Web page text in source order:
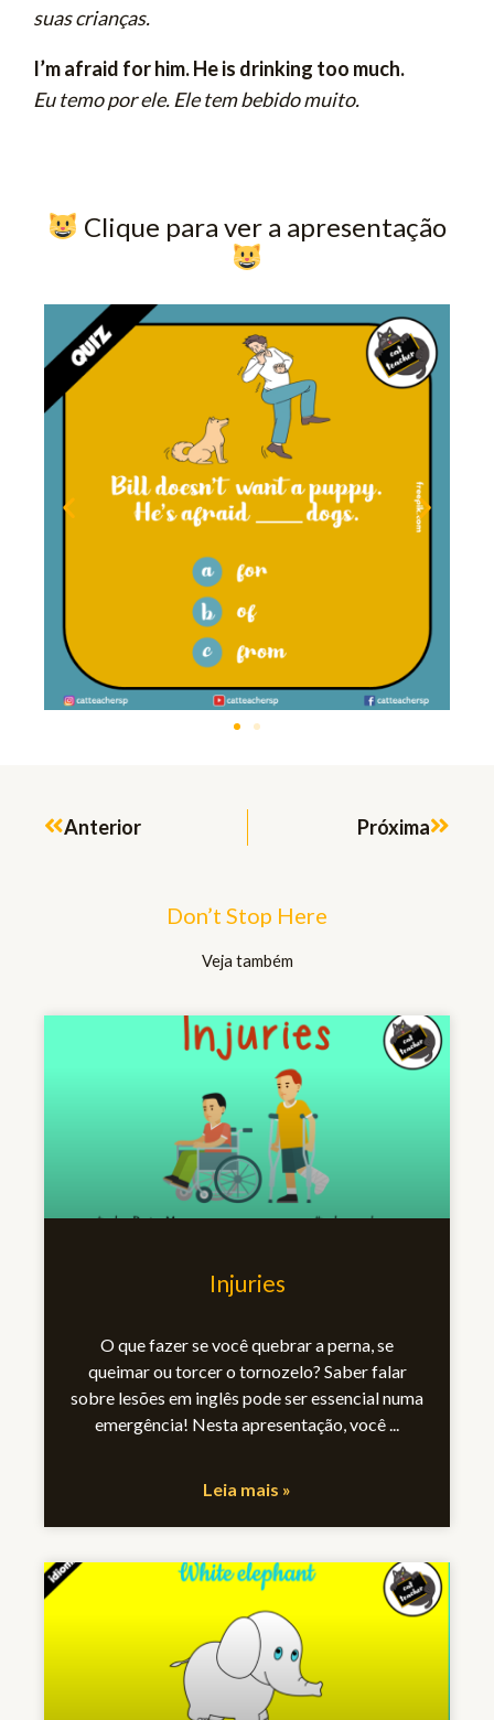
suas crianças.
I’m afraid for him. He is drinking too much.
Eu temo por ele. Ele tem bebido muito.
​ Clique para ver a apresentação
Anterior Próxima
Don’t Stop Here
Veja também
Injuries
O que fazer se você quebrar a perna, se
queimar ou torcer o tornozelo? Saber falar
sobre lesões em inglês pode ser essencial numa
emergência! Nesta apresentação, você
Leia mais »